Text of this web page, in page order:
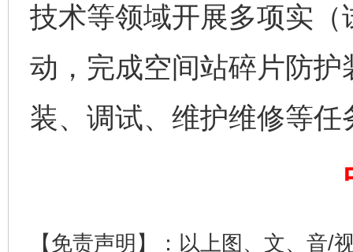
技术等领域开展多项实
动，完成空间站碎片防
装、调试、维护维修等任
【免责声明】：以上图、文、音/